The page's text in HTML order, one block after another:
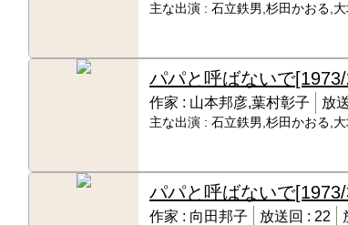
主な出演 : 石立鉄男,杉田かおる,
パパと呼ばないで
作家 : 山本邦彦,葉村彰子 放
主な出演 : 石立鉄男,杉田かおる,
パパと呼ばないで
作家 : 向田邦子 放送回 : 22